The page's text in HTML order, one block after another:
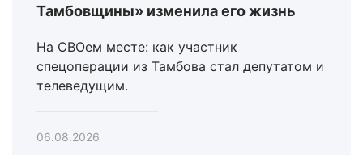
Тамбовщины» изменила его жизнь
На СВОем месте: как участник
спецоперации из Тамбова стал депутатом и
телеведущим.
06.08.2026